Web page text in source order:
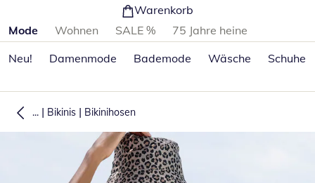
Warenkorb
Produktkategorien überspringen
Mode Wohnen SALE %
75 Jahre heine
Neu!
Damenmode Bademode Wäsche Schuhe
... | Bikinis | Bikinihosen